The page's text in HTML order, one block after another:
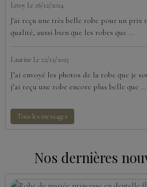
Leroy Le 26/12/2024
J'ai reçu une très belle robe pour un prix
qualité, aussi bien que les robes que ...
Laurine Le 22/12/2023
J’ai envoyé les photos de la robe que je
j’ai reçu une robe encore plus belle que ...
Tous les messages
Nos dernières